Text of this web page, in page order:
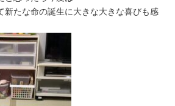
新たな命の誕生に大きな大きな喜びも感